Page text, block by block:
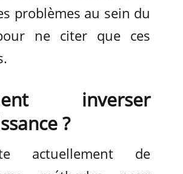
problèmes au sein du
ne citer que ces
inverser
?
actuellement de